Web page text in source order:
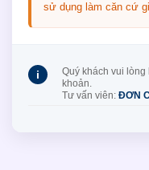
sử dụng làm căn cứ
i
Quý khách vui lòng
khoản.
Tư vấn viên: ĐƠN